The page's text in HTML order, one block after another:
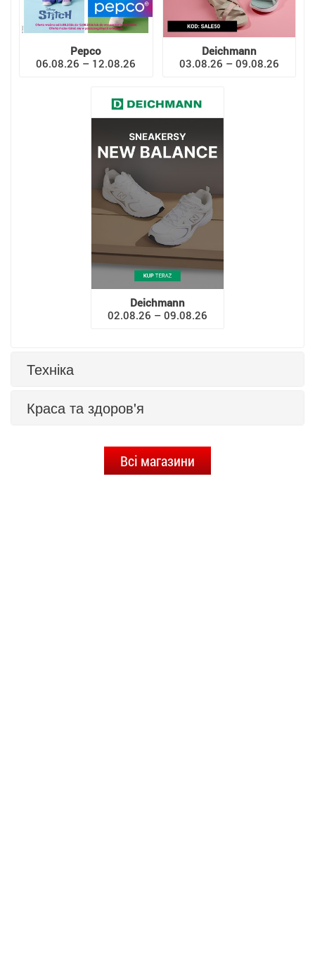
Pepco
06.08.26 – 12.08.26
Deichmann
03.08.26 – 09.08.26
Deichmann
02.08.26 – 09.08.26
Техніка
Краса та здоров'я
Всі магазини